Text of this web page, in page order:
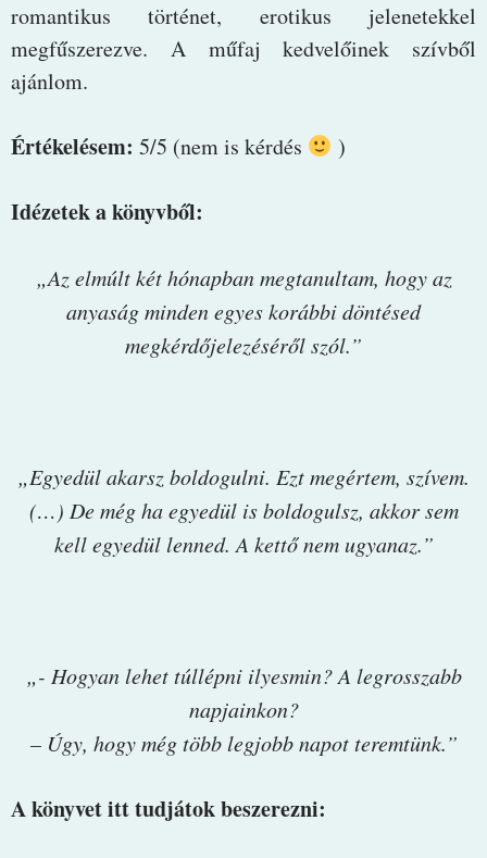
romantikus történet, erotikus jelenetekkel
megfűszerezve. A műfaj kedvelőinek szívből
ajánlom.
Értékelésem: 5/5 (nem is kérdés )
Idézetek a könyvből:
„Az elmúlt két hónapban megtanultam, hogy az
anyaság minden egyes korábbi döntésed
megkérdőjelezéséről szól.”
„Egyedül akarsz boldogulni. Ezt megértem, szívem.
(…) De még ha egyedül is boldogulsz, akkor sem
kell egyedül lenned. A kettő nem ugyanaz.”
„- Hogyan lehet túllépni ilyesmin? A legrosszabb
napjainkon?
– Úgy, hogy még több legjobb napot teremtünk.”
A könyvet itt tudjátok beszerezni: